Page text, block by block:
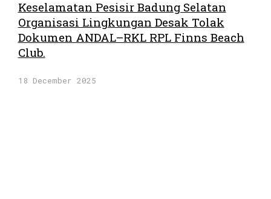
Keselamatan Pesisir Badung Selatan
Organisasi Lingkungan Desak Tolak
Dokumen ANDAL–RKL RPL Finns Beach
Club.
18 December 2025